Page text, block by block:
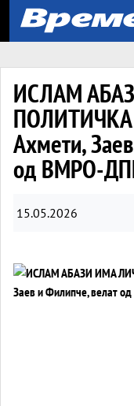
ИСЛАМ
ПОЛИТИЧКА
Ахмети,
од ВМРО-
15.05.2026